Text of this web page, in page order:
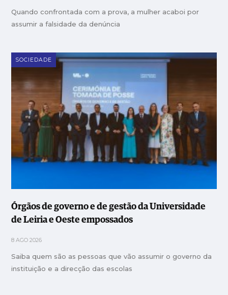
Quando confrontada com a prova, a mulher acaboi por
assumir a falsidade da denúncia
SOCIEDADE
Órgãos de governo e de gestão da Universidade
de Leiria e Oeste empossados
8 AGO 2026
Saiba quem são as pessoas que vão assumir o governo da
instituição e a direcção das escolas